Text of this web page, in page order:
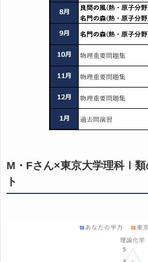
M・Fさん×東京大学理科Ⅰ
ト